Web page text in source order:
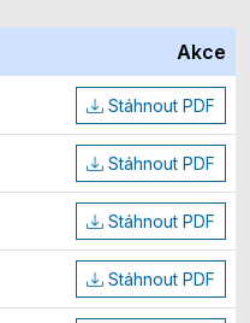
Akce
Stáhnout PDF
Stáhnout PDF
Stáhnout PDF
Stáhnout PDF